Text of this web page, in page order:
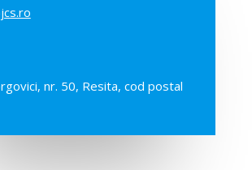
nr. 50, Resita, cod postal